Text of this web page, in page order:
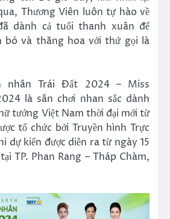
Thương Viên luôn tự hào về
dành cả tuổi thanh xuân để
bó và thăng hoa với thứ gọi là
nhân Trái Đất 2024 – Miss
là sân chơi nhan sắc dành
tướng Việt Nam thời đại mới từ
tổ chức bởi Truyền hình Trực
dự kiến được diễn ra từ ngày 15
TP. Phan Rang – Tháp Chàm,